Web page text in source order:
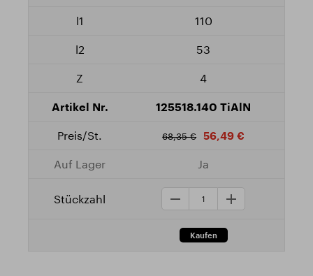
110
53
4
125518.140 TiAlN
68,35 € 56,49 €
Ja